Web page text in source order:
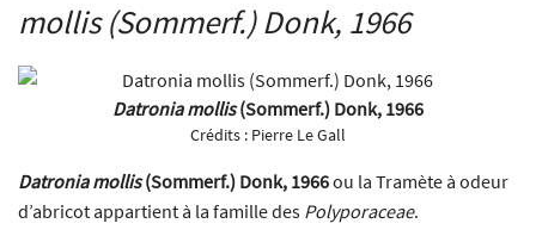
Nos parutions
mollis(Sommerf.) Donk, 1966
Datronia mollis(Sommerf.) Donk, 1966
Crédits : Pierre Le Gall
Datronia mollis(Sommerf.) Donk, 1966ou la Tramète à odeur
d’abricot appartient à la famille des Polyporaceae.